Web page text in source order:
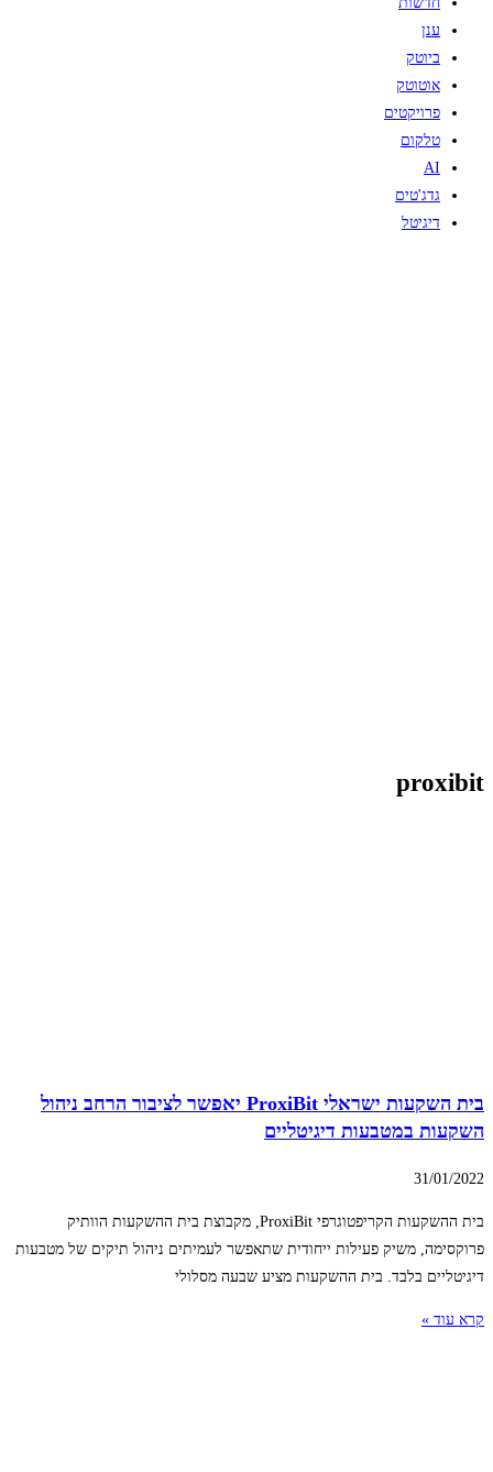
ענן
ביוטק
אוטוטק
פרויקטים
טלקום
AI
גדג'טים
דיגיטל
proxibit
בית השקעות ישראלי ProxiBit יאפשר לציבור הרחב ניהול
השקעות במטבעות דיגיטליים
31/01/2022
בית ההשקעות הקריפטוגרפי ProxiBit, מקבוצת בית ההשקעות הוותיק
פרוקסימה, משיק פעילות ייחודית שתאפשר לעמיתים ניהול תיקים של מטבעות
דיגיטליים בלבד. בית ההשקעות מציע שבעה מסלולי
קרא עוד »